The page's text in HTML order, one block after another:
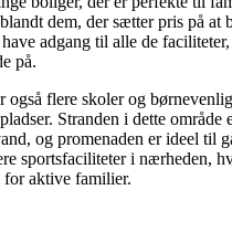
dem, der sætter pris på at
adgang til alle de
på.
også flere skoler og
Stranden i dette
og promenaden er ideel til
sportsfaciliteter i nærheden,
for aktive familier.